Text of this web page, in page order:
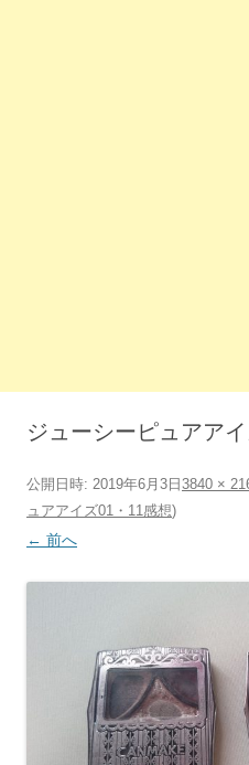
ジューシーピュアア
公開日時: 2019年6月3日 3840 ×
ュアアイズ01・11感想)
← 前へ